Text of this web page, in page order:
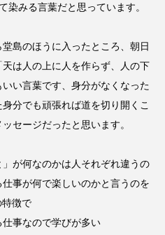
染みる言葉だと思っています。
島のほうに入ったところ、朝日
は人の上に人を作らず、人の下
い言葉です、身分がなくなった
分でも頑張れば道を切り開くこ
セージだったと思います。
」が何なのかは人それぞれ違うの
事が何で楽しいのかと言うのを
徴で
仕事なので学びが多い